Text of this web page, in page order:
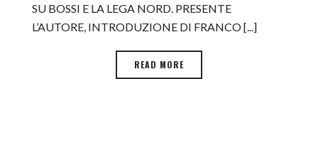
SU BOSSI E LA LEGA NORD. PRESENTE
L’AUTORE, INTRODUZIONE DI FRANCO [...]
READ MORE